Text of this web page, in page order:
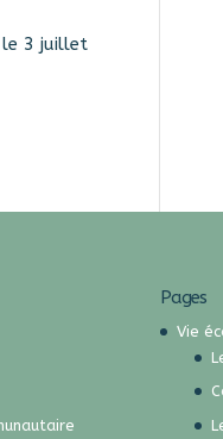
le 3 juillet
Pages
Vie